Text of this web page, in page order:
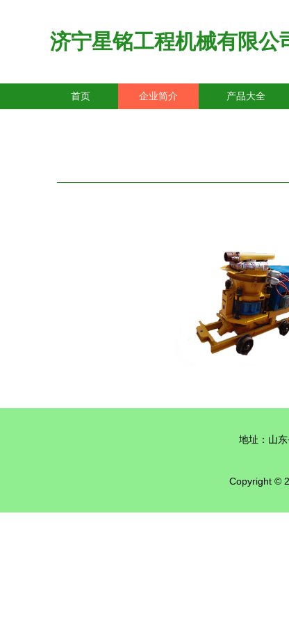
济宁星铭工程机械有限公
首页 企业简介 产品大全
地址：山
Copyright ©